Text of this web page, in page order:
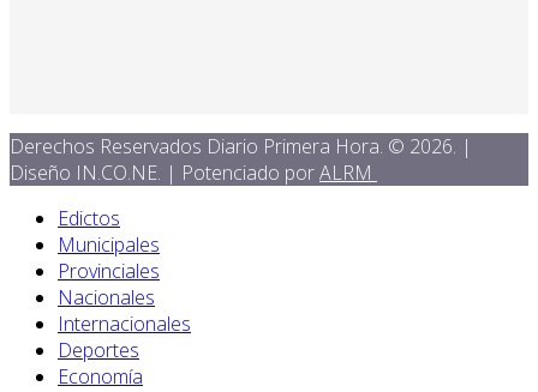
Derechos Reservados Diario Primera Hora. © 2026. |
Diseño IN.CO.NE. | Potenciado porALRM
Edictos
Municipales
Provinciales
Nacionales
Internacionales
Deportes
Economía